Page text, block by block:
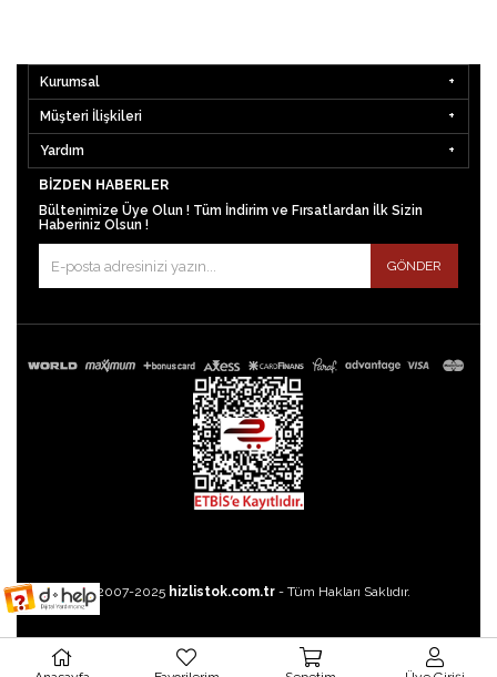
Kurumsal
Müşteri İlişkileri
Yardım
BIZDEN HABERLER
Bültenimize Üye Olun ! Tüm İndirim ve Fırsatlardan İlk Sizin
Haberiniz Olsun !
GÖNDER
©2007-2025 hizlistok.com.tr - Tüm Hakları Saklıdır.